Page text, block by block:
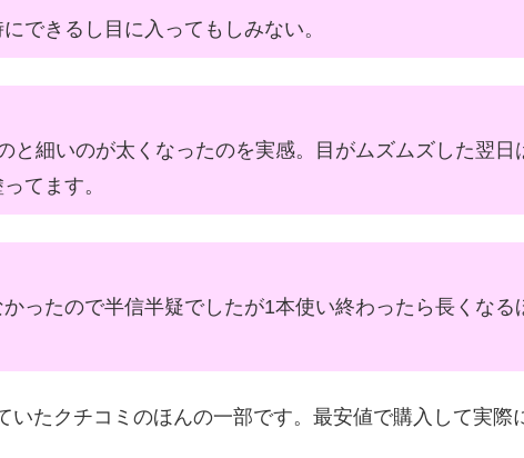
できるし目に入ってもしみない。
と細いのが太くなったのを実感。目がムズムズした翌日
てます。
ったので半信半疑でしたが1本使い終わったら長くなる
いたクチコミのほんの一部です。最安値で購入して実際